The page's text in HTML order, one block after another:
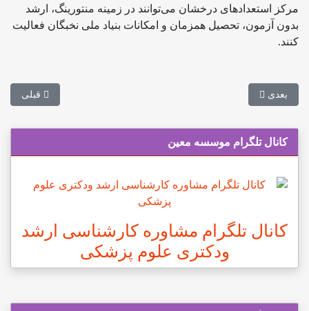
مرکز استعدادهای درخشان می‌توانند در زمینه منتورینگ، ارشد
بدون آزمون، تحصیل همزمان و امکانات بنیاد ملی نخبگان فعالیت
کنند.
مطلب قبلی:
قبلی
مطلب بعدی: هماهنگی با وزارت ارتباطات برای دسترسی ویژه به اینترنت
بعدی
کانال تلگرام موسسه معین
کانال تلگرام مشاوره کارشناسی ارشد
ودکتری علوم پزشکی